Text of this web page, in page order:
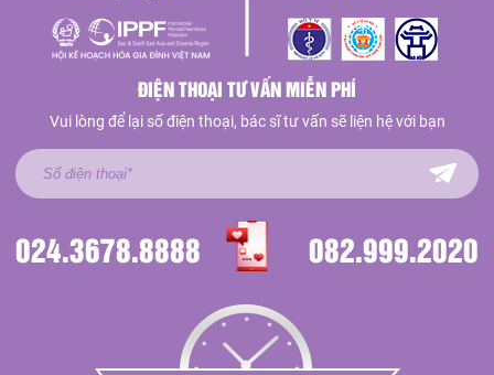
ĐIỆN THOẠI TƯ VẤN MIỄN PHÍ
Vui lòng để lại số điện thoại, bác sĩ tư vấn sẽ liện hệ với bạn
024.3678.8888 082.999.2020